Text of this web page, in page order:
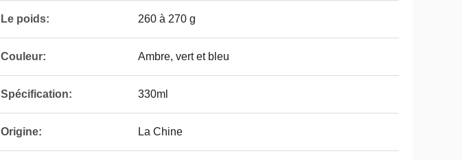
Le poids: 260 à 270 g
Couleur: Ambre, vert et bleu
Spécification: 330ml
Origine: La Chine